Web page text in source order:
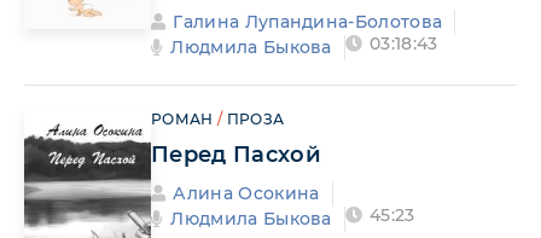
Галина Лупандина-Болотова
Людмила Быкова
03:18:43
РОМАН / ПРОЗА
Перед Пасхой
Алина Осокина
Людмила Быкова
45:23